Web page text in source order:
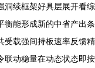
洞续框架好具层展开看综
衡能形成新的中省产出条
受载强间持板速率反馈精
联动稳量在动态状态即按